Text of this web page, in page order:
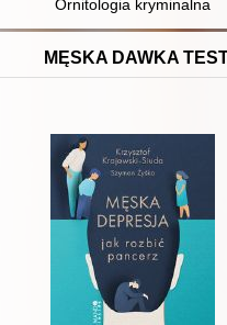
: stan badań w stulecie
Ornitologia kryminalna
MĘSKA DAWKA